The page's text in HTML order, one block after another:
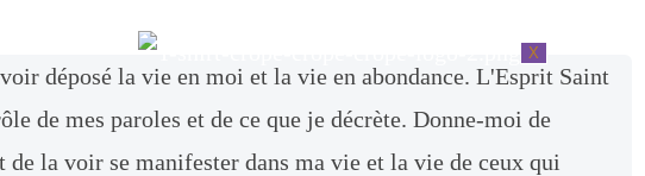
X
déposé la vie en moi et la vie en abondance. L'Esprit Saint
de mes paroles et de ce que je décrète. Donne-moi de
la voir se manifester dans ma vie et la vie de ceux qui